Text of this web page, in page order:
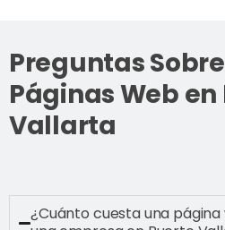
Preguntas
Páginas Web
Vallarta
¿Cuánto cuesta una